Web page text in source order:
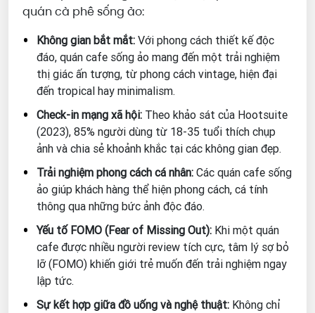
quán cà phê sống ảo:
Không gian bắt mắt: Với phong cách thiết kế độc
đáo, quán cafe sống ảo mang đến một trải nghiệm
thị giác ấn tượng, từ phong cách vintage, hiện đại
đến tropical hay minimalism.
Check-in mạng xã hội: Theo khảo sát của Hootsuite
(2023), 85% người dùng từ 18-35 tuổi thích chụp
ảnh và chia sẻ khoảnh khắc tại các không gian đẹp.
Trải nghiệm phong cách cá nhân: Các quán cafe sống
ảo giúp khách hàng thể hiện phong cách, cá tính
thông qua những bức ảnh độc đáo.
Yếu tố FOMO (Fear of Missing Out): Khi một quán
cafe được nhiều người review tích cực, tâm lý sợ bỏ
lỡ (FOMO) khiến giới trẻ muốn đến trải nghiệm ngay
lập tức.
Sự kết hợp giữa đồ uống và nghệ thuật: Không chỉ